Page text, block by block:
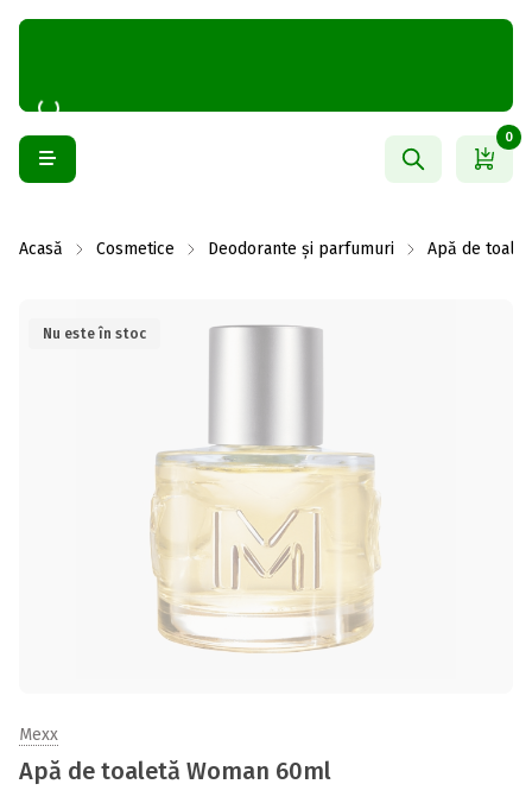
0
Acasă Cosmetice Deodorante și parfumuri Apă de
Nu este în stoc
Mexx
Apă de toaletă Woman 60ml